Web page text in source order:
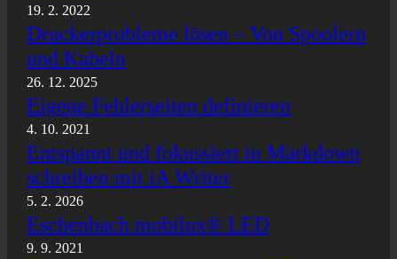
19. 2. 2022
Druckerprobleme lösen – Von Spoolern
und Kabeln
26. 12. 2025
Eigene Fehlerseiten definieren
4. 10. 2021
Entspannt und fokussiert in Markdown
schreiben mit iA Writer
5. 2. 2026
Eschenbach mobilux® LED
9. 9. 2021